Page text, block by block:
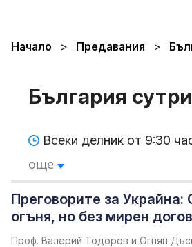
Начало Предавания
България
Всеки делник от 9:30
още
Преговорите за Украйна:
огъня, но без мирен
Проф. Валерий Тодоров и Огнян